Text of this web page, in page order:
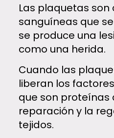
Las plaquetas son
sanguíneas que
se produce una
como una herida.
Cuando las
liberan los
que son proteínas
reparación y la
tejidos.